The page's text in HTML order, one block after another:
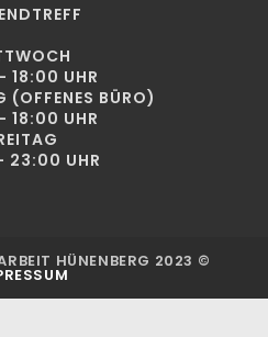
18:00 UHR
(OFFENES BÜRO)
18:00 UHR
23:00 UHR
HÜNENBERG 2023 ©